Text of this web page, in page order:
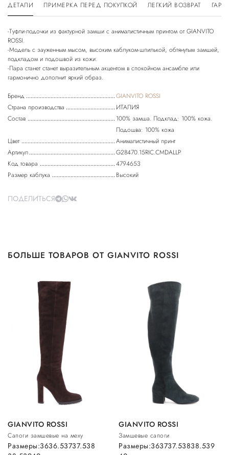
ДЕТАЛИ ПРИМЕРКА ПЕРЕД ПОКУПКОЙ ЛЕГКИЙ ВОЗВРАТ
-Туфли-лодочки из фактурной замши с анималистичным принтом от GIANVITO
ROSSI.
-Модель с зауженным мысом, высоким каблуком-шпилькой, обтянутым замшей,
подкладом и подошвой из кожи.
-Пара станет станет выразительным акцентом в спокойном ансамбле или
Бренд
GIANVITO ROSSI
Страна производства
ИТАЛИЯ
Состав
100% замша. Подклад: 100% кожа.
Подошва: 100% кожа
Цвет
Анималистичный принт
Артикул
G28470.15RIC.CMDALLP
Код товара
4794653
Размер каблука
Высокий
ПОДЕЛИТЬСЯ
БОЛЬШЕ ТОВАРОВ ОТ GIANVITO ROSSI
GIANVITO ROSSI
Сапоги замшевые на меху
Размеры:3636.53737.538
GIANVITO ROSSI
Замшевые сапоги
Размеры:363737.53838.539